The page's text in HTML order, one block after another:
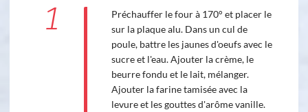
1
Préchauffer le four à 170° et placer le
sur la plaque alu. Dans un cul de
poule, battre les jaunes d'oeufs avec le
sucre et l'eau. Ajouter la crème, le
beurre fondu et le lait, mélanger.
Ajouter la farine tamisée avec la
levure et les gouttes d'arôme vanille.